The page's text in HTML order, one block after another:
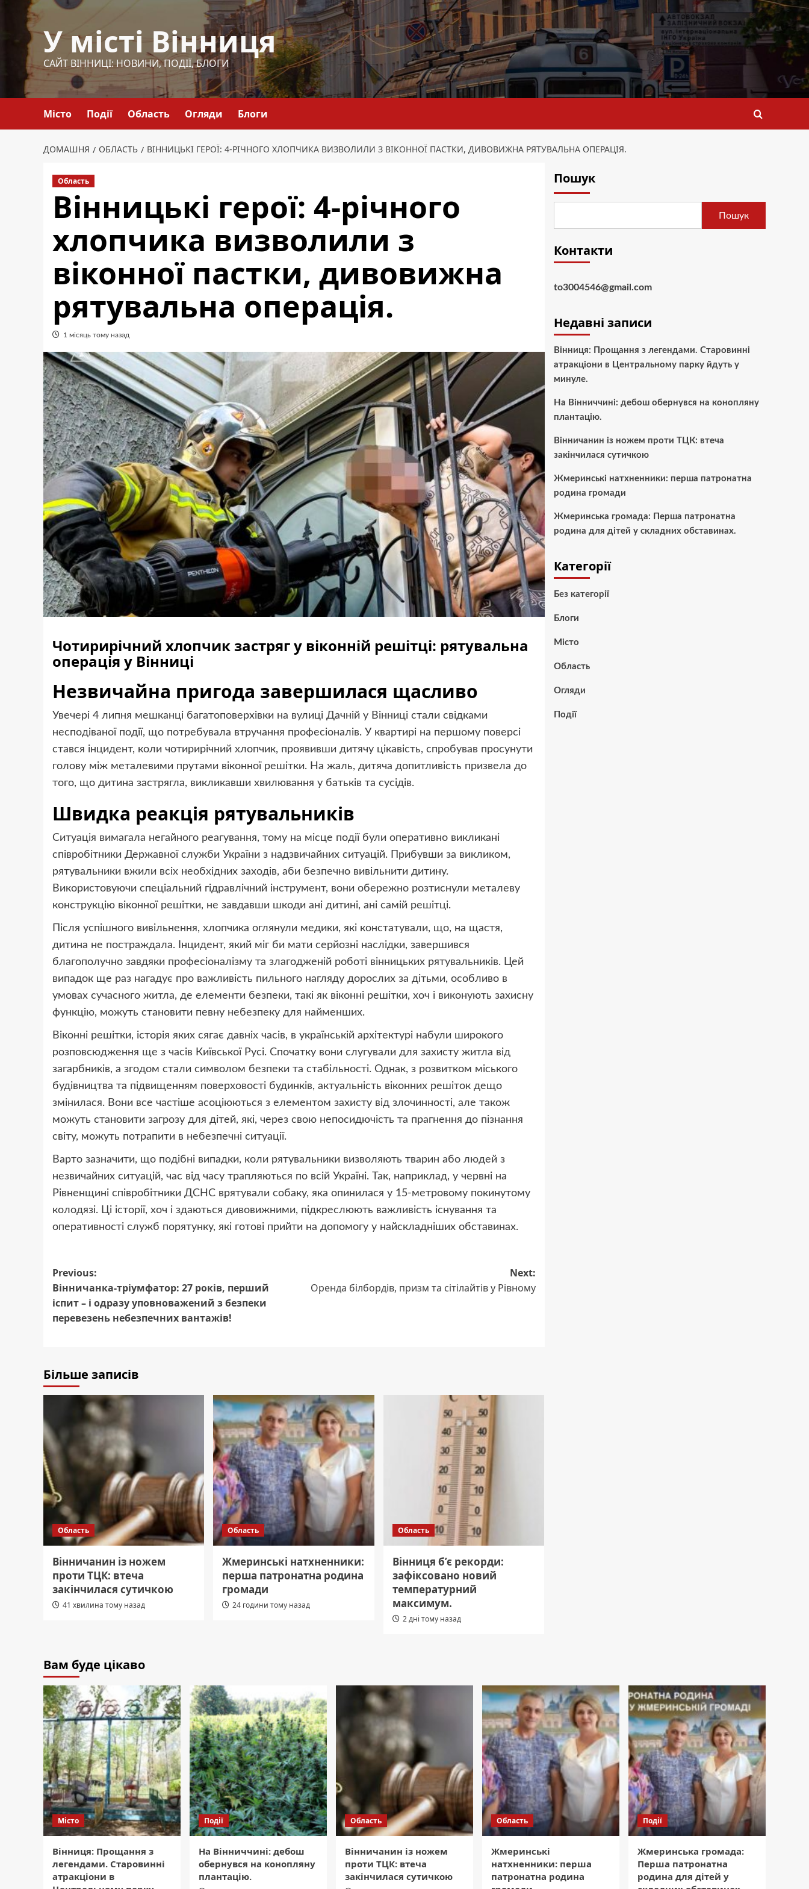
Перейти
У місті Вінниця
САЙТ ВІННИЦІ: НОВИНИ, ПОДІЇ, БЛОГИ
Місто Події Область Огляди Блоги
ДОМАШНЯ ОБЛАСТЬ ВІННИЦЬКІ ГЕРОЇ: 4-РІЧНОГО ХЛОПЧИКА ВИЗВОЛИЛИ З ВІКОННОЇ ПАСТКИ, ДИВОВИЖНА РЯТУВАЛЬНА ОПЕРАЦІЯ.
Область
Вінницькі герої: 4-річного
хлопчика визволили з
віконної пастки, дивовижна
рятувальна операція.
1 місяць тому назад
Чотирирічний хлопчик застряг у віконній решітці: рятувальна
операція у Вінниці
Незвичайна пригода завершилася щасливо
Увечері 4 липня мешканці багатоповерхівки на вулиці Дачній у Вінниці стали свідками
несподіваної події, що потребувала втручання професіоналів. У квартирі на першому поверсі
стався інцидент, коли чотирирічний хлопчик, проявивши дитячу цікавість, спробував просунути
голову між металевими прутами віконної решітки. На жаль, дитяча допитливість призвела до
того, що дитина застрягла, викликавши хвилювання у батьків та сусідів.
Швидка реакція рятувальників
Ситуація вимагала негайного реагування, тому на місце події були оперативно викликані
співробітники Державної служби України з надзвичайних ситуацій. Прибувши за викликом,
рятувальники вжили всіх необхідних заходів, аби безпечно вивільнити дитину.
Використовуючи спеціальний гідравлічний інструмент, вони обережно розтиснули металеву
конструкцію віконної решітки, не завдавши шкоди ані дитині, ані самій решітці.
Після успішного вивільнення, хлопчика оглянули медики, які констатували, що, на щастя,
дитина не постраждала. Інцидент, який міг би мати серйозні наслідки, завершився
благополучно завдяки професіоналізму та злагодженій роботі вінницьких рятувальників. Цей
випадок ще раз нагадує про важливість пильного нагляду дорослих за дітьми, особливо в
умовах сучасного житла, де елементи безпеки, такі як віконні решітки, хоч і виконують захисну
функцію, можуть становити певну небезпеку для найменших.
Віконні решітки, історія яких сягає давніх часів, в українській архітектурі набули широкого
розповсюдження ще з часів Київської Русі. Спочатку вони слугували для захисту житла від
загарбників, а згодом стали символом безпеки та стабільності. Однак, з розвитком міського
будівництва та підвищенням поверховості будинків, актуальність віконних решіток дещо
змінилася. Вони все частіше асоціюються з елементом захисту від злочинності, але також
можуть становити загрозу для дітей, які, через свою непосидючість та прагнення до пізнання
світу, можуть потрапити в небезпечні ситуації.
Варто зазначити, що подібні випадки, коли рятувальники визволяють тварин або людей з
незвичайних ситуацій, час від часу трапляються по всій Україні. Так, наприклад, у червні на
Рівненщині співробітники ДСНС врятували собаку, яка опинилася у 15-метровому покинутому
колодязі. Ці історії, хоч і здаються дивовижними, підкреслюють важливість існування та
оперативності служб порятунку, які готові прийти на допомогу у найскладніших обставинах.
Post
navigation
Previous:
Вінничанка-тріумфатор: 27 років, перший
іспит – і одразу уповноважений з безпеки
перевезень небезпечних вантажів!
Next:
Оренда білбордів, призм та сітілайтів у Рівному
Більше записів
Область
Вінничанин із ножем
проти ТЦК: втеча
закінчилася сутичкою
41 хвилина тому назад
Область
Жмеринські натхненники:
перша патронатна родина
громади
24 години тому назад
Область
Вінниця б’є рекорди:
зафіксовано новий
температурний
максимум.
2 дні тому назад
Пошук
Пошук
Контакти
to3004546@gmail.com
Недавні записи
Вінниця: Прощання з легендами. Старовинні
атракціони в Центральному парку йдуть у
минуле.
На Вінниччині: дебош обернувся на конопляну
плантацію.
Вінничанин із ножем проти ТЦК: втеча
закінчилася сутичкою
Жмеринські натхненники: перша патронатна
родина громади
Жмеринська громада: Перша патронатна
родина для дітей у складних обставинах.
Категорії
Без категорії
Блоги
Місто
Область
Огляди
Події
Вам буде цікаво
Місто
Вінниця: Прощання з
легендами. Старовинні
атракціони в
Події
На Вінниччині: дебош
обернувся на конопляну
плантацію.
Область
Вінничанин із ножем
проти ТЦК: втеча
закінчилася сутичкою
Область
Жмеринські
натхненники: перша
патронатна родина
Події
Жмеринська громада:
Перша патронатна
родина для дітей у